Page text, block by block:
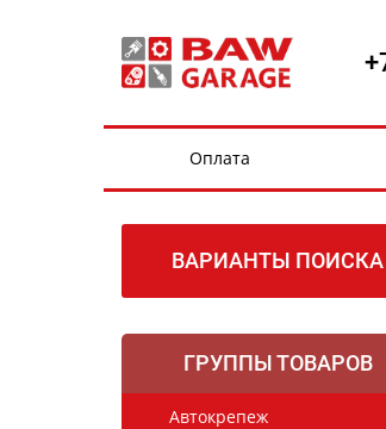
Оплата
ВАРИАНТЫ ПОИСКА
ГРУППЫ ТОВАРОВ
Автокрепеж